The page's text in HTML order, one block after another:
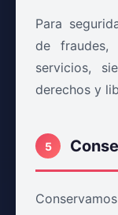
Para
de
servicios,
derechos y
5